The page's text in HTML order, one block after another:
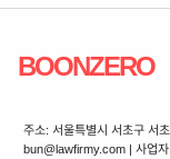
BOONZERO
주소: 서울특별시 서초구 서
bun@lawfirmy.com | 사업